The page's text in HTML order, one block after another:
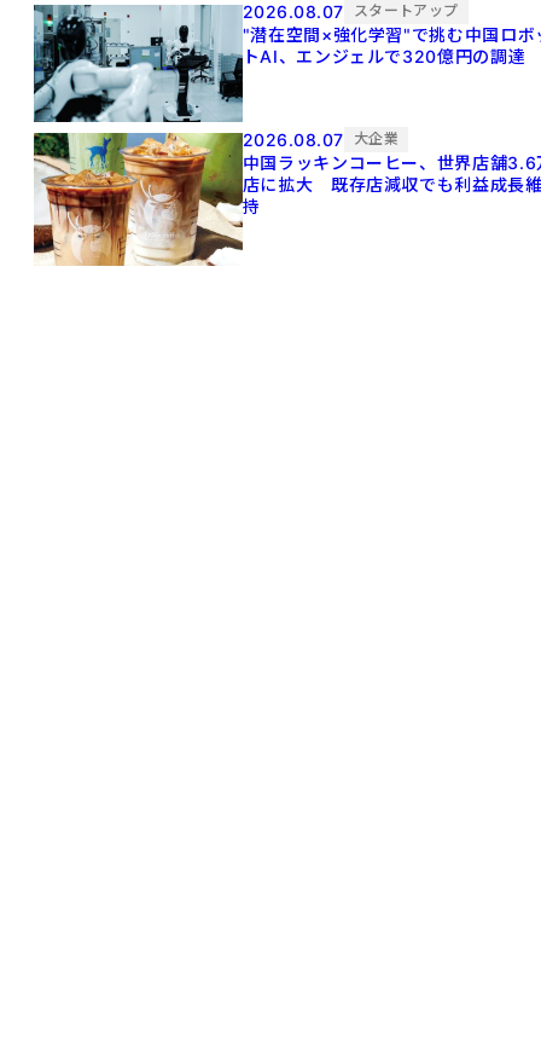
2026.08.07 スタートアップ
"潜在空間×強化学習"で挑む中国ロボ
トAI、エンジェルで320億円の調達
2026.08.07 大企業
中国ラッキンコーヒー、世界店舗3.6
店に拡大 既存店減収でも利益成長
持